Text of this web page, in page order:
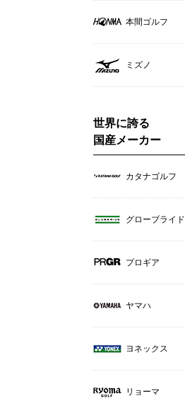
本間ゴルフ
ミズノ
世界に誇る
国産メーカー
カタナゴルフ
グローブライド
プロギア
ヤマハ
ヨネックス
リョーマ